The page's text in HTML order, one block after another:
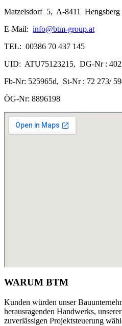
Matzelsdorf 5, A-8411 Hengsberg
E-Mail: info@btm-group.at
TEL: 00386 70 437 145
UID: ATU75123215, DG-Nr :
Fb-Nr: 525965d, St-Nr : 72 273/
ÖG-Nr: 8896198
WARUM BTM
Kunden würden unser
herausragenden Handwerks,
zuverlässigen Projektsteuerung